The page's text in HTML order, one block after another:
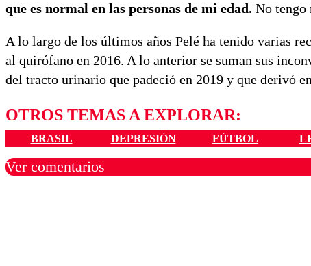
que es normal en las personas de mi edad. No tengo
A lo largo de los últimos años Pelé ha tenido varias
al quirófano en 2016. A lo anterior se suman sus
del tracto urinario que padeció en 2019 y que derivó
OTROS TEMAS A EXPLORAR:
BRASIL DEPRESIÓN FÚTBOL
Ver comentarios